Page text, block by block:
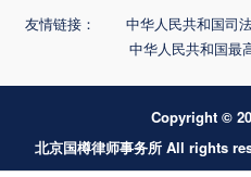
友情链接： 中华人民共和国司
中华人民共和国最
Copyright ©
北京国樽律师事务所 All rights